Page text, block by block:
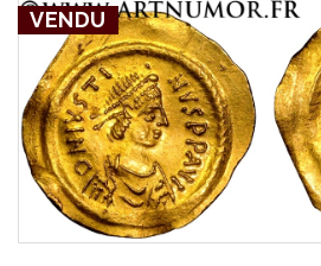
VENDU